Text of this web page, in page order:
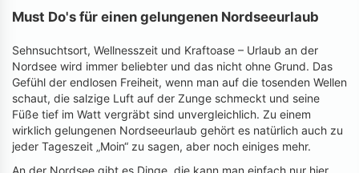
Must Do's für einen gelungenen Nordseeurlaub
Sehnsuchtsort, Wellnesszeit und Kraftoase – Urlaub an der
Nordsee wird immer beliebter und das nicht ohne Grund. Das
Gefühl der endlosen Freiheit, wenn man auf die tosenden Wellen
schaut, die salzige Luft auf der Zunge schmeckt und seine
Füße tief im Watt vergräbt sind unvergleichlich. Zu einem
wirklich gelungenen Nordseeurlaub gehört es natürlich auch zu
jeder Tageszeit „Moin“ zu sagen, aber noch einiges mehr.
An der Nordsee gibt es Dinge, die kann man einfach nur hier